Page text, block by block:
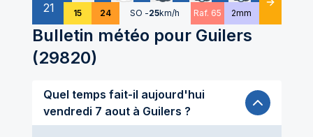
21 15 24 SO -25km/h Raf. 65 2mm Détails
Bulletin météo pour Guilers
(29820)
Quel temps fait-il aujourd'hui
vendredi 7 aout à Guilers ?